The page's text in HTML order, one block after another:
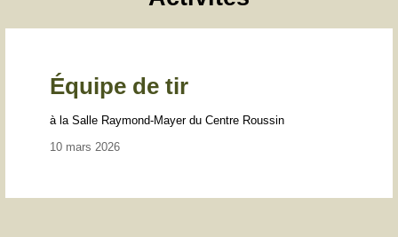
Équipe de tir
à la Salle Raymond-Mayer du Centre Roussin
10 mars 2026